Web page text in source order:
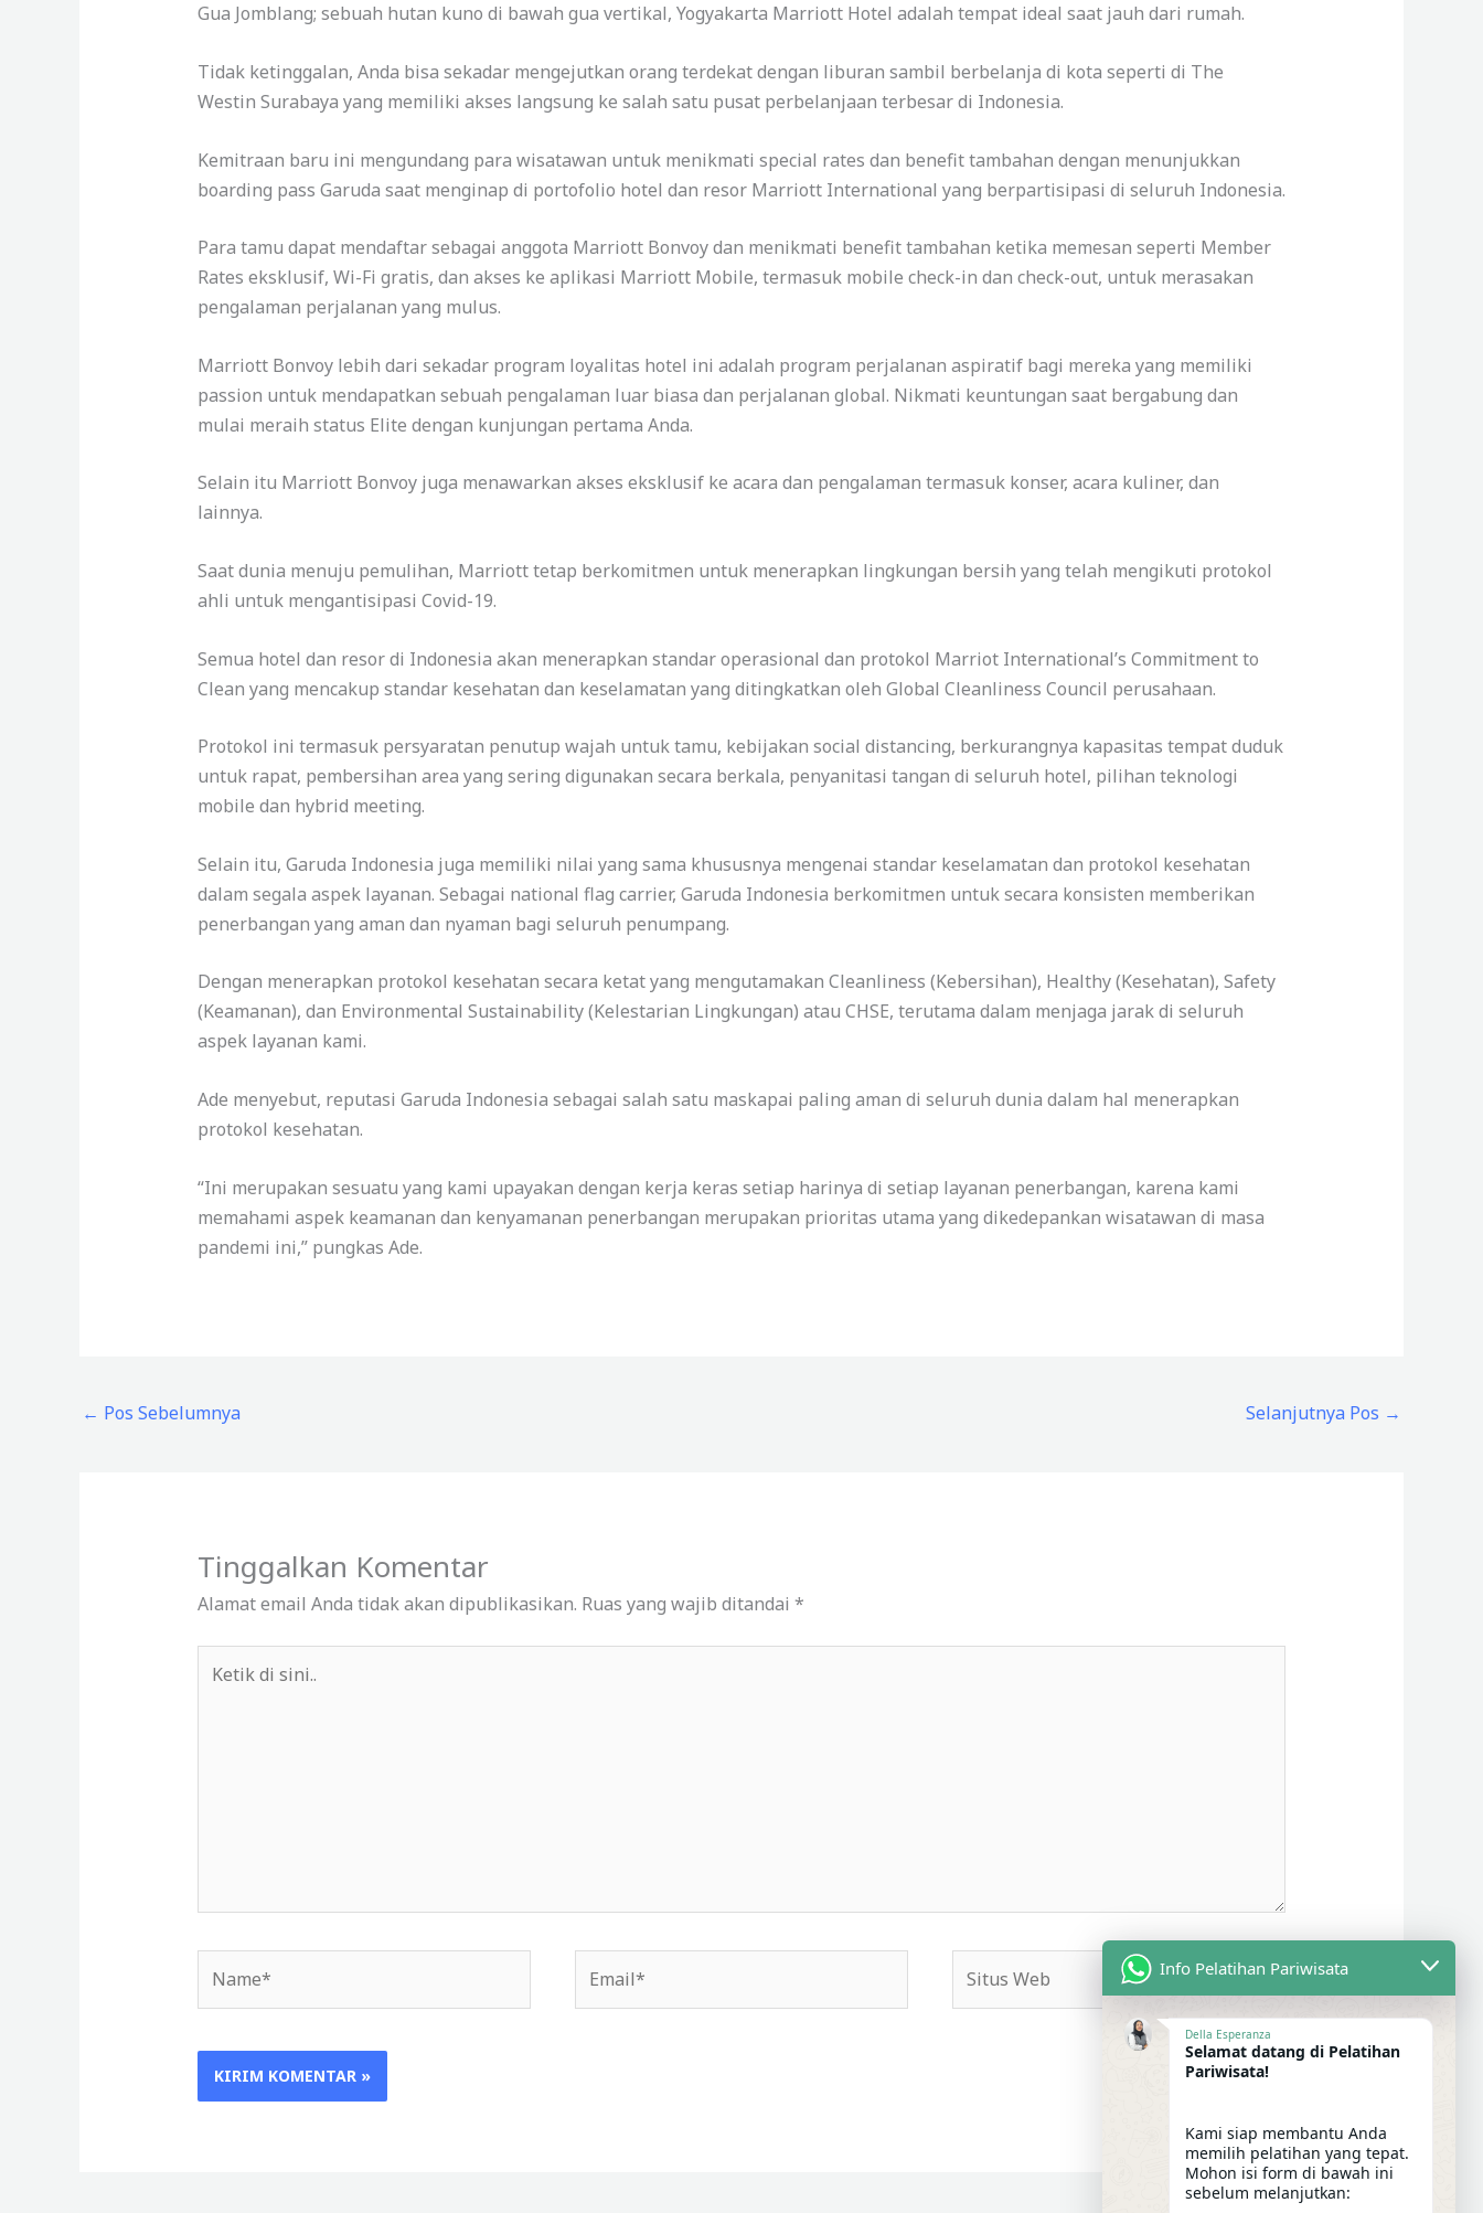
Gua Jomblang; sebuah hutan kuno di bawah gua vertikal, Yogyakarta Marriott Hotel adalah tempat ideal saat jauh dari rumah.
Tidak ketinggalan, Anda bisa sekadar mengejutkan orang terdekat dengan liburan sambil berbelanja di kota seperti di The
Westin Surabaya yang memiliki akses langsung ke salah satu pusat perbelanjaan terbesar di Indonesia.
Kemitraan baru ini mengundang para wisatawan untuk menikmati special rates dan benefit tambahan dengan menunjukkan
boarding pass Garuda saat menginap di portofolio hotel dan resor Marriott International yang berpartisipasi di seluruh Indonesia.
Para tamu dapat mendaftar sebagai anggota Marriott Bonvoy dan menikmati benefit tambahan ketika memesan seperti Member
Rates eksklusif, Wi-Fi gratis, dan akses ke aplikasi Marriott Mobile, termasuk mobile check-in dan check-out, untuk merasakan
pengalaman perjalanan yang mulus.
Marriott Bonvoy lebih dari sekadar program loyalitas hotel ini adalah program perjalanan aspiratif bagi mereka yang memiliki
passion untuk mendapatkan sebuah pengalaman luar biasa dan perjalanan global. Nikmati keuntungan saat bergabung dan
mulai meraih status Elite dengan kunjungan pertama Anda.
Selain itu Marriott Bonvoy juga menawarkan akses eksklusif ke acara dan pengalaman termasuk konser, acara kuliner, dan
lainnya.
Saat dunia menuju pemulihan, Marriott tetap berkomitmen untuk menerapkan lingkungan bersih yang telah mengikuti protokol
ahli untuk mengantisipasi Covid-19.
Semua hotel dan resor di Indonesia akan menerapkan standar operasional dan protokol Marriot International’s Commitment to
Clean yang mencakup standar kesehatan dan keselamatan yang ditingkatkan oleh Global Cleanliness Council perusahaan.
Protokol ini termasuk persyaratan penutup wajah untuk tamu, kebijakan social distancing, berkurangnya kapasitas tempat duduk
untuk rapat, pembersihan area yang sering digunakan secara berkala, penyanitasi tangan di seluruh hotel, pilihan teknologi
mobile dan hybrid meeting.
Selain itu, Garuda Indonesia juga memiliki nilai yang sama khususnya mengenai standar keselamatan dan protokol kesehatan
dalam segala aspek layanan. Sebagai national flag carrier, Garuda Indonesia berkomitmen untuk secara konsisten memberikan
penerbangan yang aman dan nyaman bagi seluruh penumpang.
Dengan menerapkan protokol kesehatan secara ketat yang mengutamakan Cleanliness (Kebersihan), Healthy (Kesehatan), Safety
(Keamanan), dan Environmental Sustainability (Kelestarian Lingkungan) atau CHSE, terutama dalam menjaga jarak di seluruh
aspek layanan kami.
Ade menyebut, reputasi Garuda Indonesia sebagai salah satu maskapai paling aman di seluruh dunia dalam hal menerapkan
protokol kesehatan.
“Ini merupakan sesuatu yang kami upayakan dengan kerja keras setiap harinya di setiap layanan penerbangan, karena kami
memahami aspek keamanan dan kenyamanan penerbangan merupakan prioritas utama yang dikedepankan wisatawan di masa
pandemi ini,” pungkas Ade.
← Pos Sebelumnya Selanjutnya Pos →
Tinggalkan Komentar
Alamat email Anda tidak akan dipublikasikan. Ruas yang wajib ditandai *
Web
Info Pelatihan Pariwisata
Della Esperanza
Selamat datang di Pelatihan
Pariwisata!
Kami siap membantu Anda
memilih pelatihan yang tepat.
Mohon isi form di bawah ini
sebelum melanjutkan: